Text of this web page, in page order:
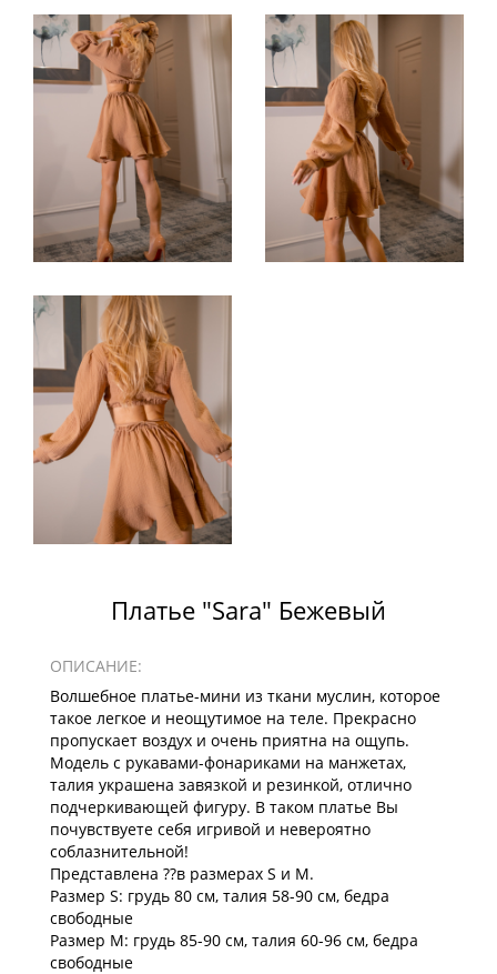
Платье "Sara" Бежевый
ОПИСАНИЕ:
Волшебное платье-мини из ткани муслин, которое
такое легкое и неощутимое на теле. Прекрасно
пропускает воздух и очень приятна на ощупь.
Модель с рукавами-фонариками на манжетах,
талия украшена завязкой и резинкой, отлично
подчеркивающей фигуру. В таком платье Вы
почувствуете себя игривой и невероятно
соблазнительной!
Представлена ??в размерах S и M.
Размер S: грудь 80 см, талия 58-90 см, бедра
свободные
Размер М: грудь 85-90 см, талия 60-96 см, бедра
свободные